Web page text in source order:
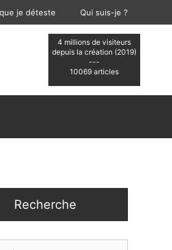
je déteste Qui suis-je ?
4 millions de visiteurs
depuis la création (2019)
---
10069 articles
Recherche